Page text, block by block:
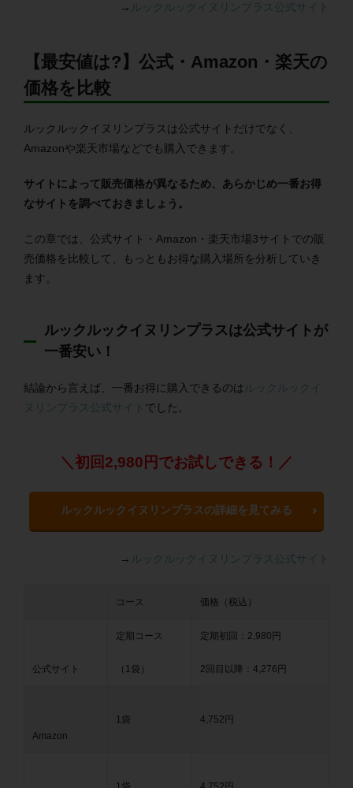
→ ルックルックイヌリンプラス公式サイト
【最安値は?】公式・Amazon・楽天の
価格を比較
ルックルックイヌリンプラスは公式サイトだけでなく、
Amazonや楽天市場などでも購入できます。
サイトによって販売価格が異なるため、あらかじめ一番お得
なサイトを調べておきましょう。
この章では、公式サイト・Amazon・楽天市場3サイトでの販
売価格を比較して、もっともお得な購入場所を分析していき
ます。
ルックルックイヌリンプラスは公式サイトが
一番安い！
結論から言えば、一番お得に購入できるのは ルックルックイ
ヌリンプラス公式サイト でした。
＼初回2,980円でお試しできる！／
ルックルックイヌリンプラスの詳細を見てみる
→ ルックルックイヌリンプラス公式サイト
コース 価格（税込）
公式サイト
定期コース
（1袋）
定期初回：2,980円
2回目以降：4,276円
Amazon
1袋 4,752円